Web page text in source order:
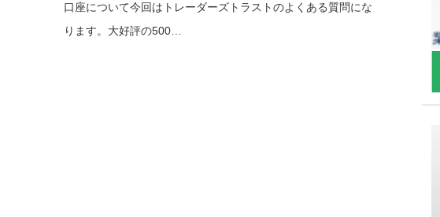
口座について今回はトレーダーズトラストのよくある質問にな
ります。大好評の500…